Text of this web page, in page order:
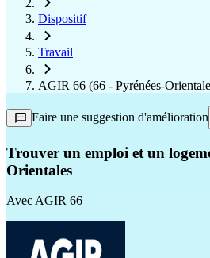
Dispositif
Travail
AGIR 66 (66 - Pyrénées-
Faire une suggestion d'amélioration
Trouver un emploi et un
Orientales
AvecAGIR 66